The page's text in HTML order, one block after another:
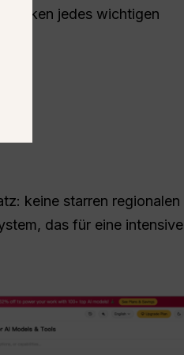
jedes wichtigen
keine starren regionalen
das für eine intensive